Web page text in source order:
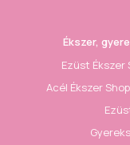
Ékszer,
Ezüst Ékszer
Acél Ékszer Shop